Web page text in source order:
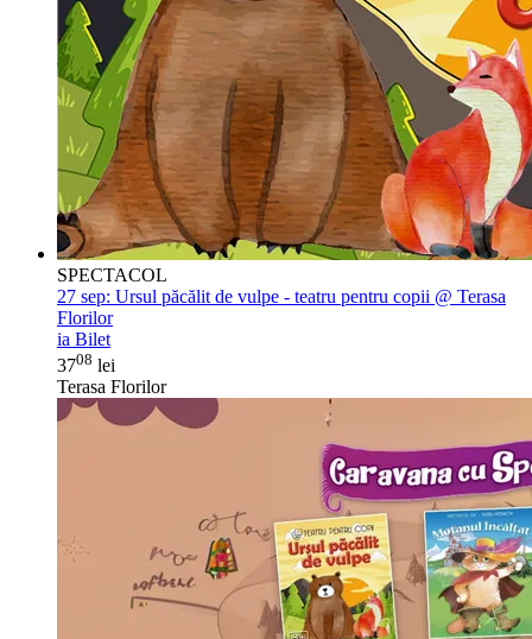
SPECTACOL
27 sep: Ursul păcălit de vulpe - teatru pentru copii @ Terasa
Florilor
ia Bilet
3708 lei
Terasa Florilor